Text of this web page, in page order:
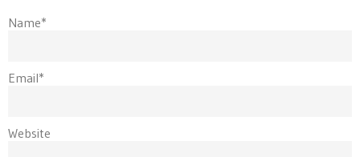
Name*
Email*
Website